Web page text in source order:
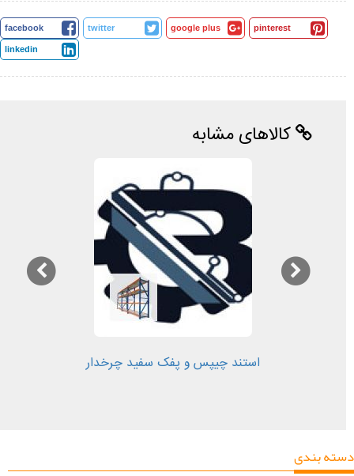
facebook twitter google plus pinterest
linkedin
کالاهای مشابه
استند چیپس و پفک سفید چرخدار
دسته بندی